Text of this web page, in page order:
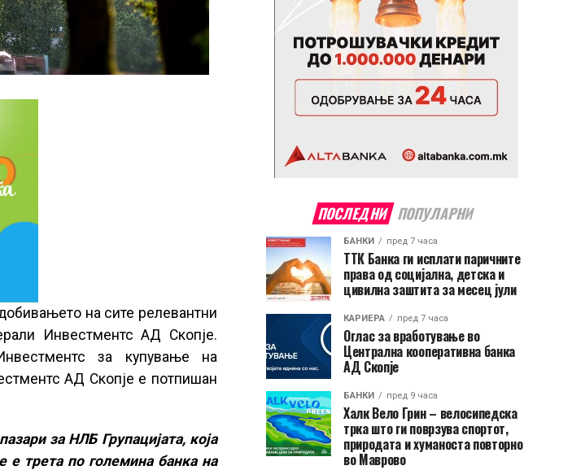
на сите релевантни
Инвестментс АД Скопје.
за купување на
АД Скопје е потпишан
за НЛБ Групацијата, која
е трета по големина банка на
ПОСЛЕДНИ ПОПУЛАРНИ
БАНКИ пред 7 часа
ТТК Банка ги исплати паричните
права од социјална, детска и
цивилна заштита за месец јули
КАРИЕРА пред 7 часа
Оглас за вработување во
Централна кооперативна банка
АД Скопје
БАНКИ пред 9 часа
Халк Вело Грин – велосипедска
трка што ги поврзува спортот,
природата и хуманоста повторно
во Маврово